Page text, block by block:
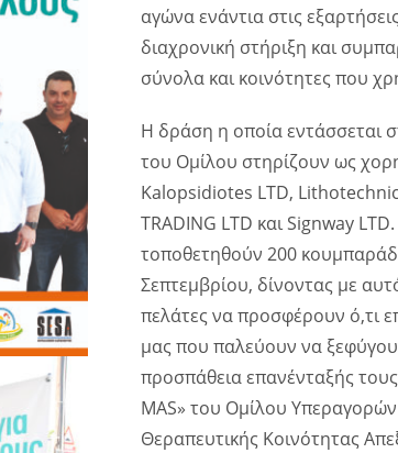
αγώνα ενάντια στις
διαχρονική στήριξη και
σύνολα και κοινότητες που
Η δράση η οποία εντάσσεται
του Ομίλου στηρίζουν ως
Kalopsidiotes LTD,
TRADING LTD και Signway
τοποθετηθούν 200
Σεπτεμβρίου, δίνοντας με
πελάτες να προσφέρουν ό,τι
μας που παλεύουν να
προσπάθεια επανένταξής
MAS» του Ομίλου
Θεραπευτικής Κοινότητας